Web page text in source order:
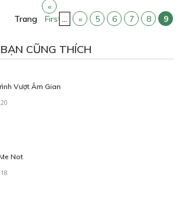
thứ hai
lớn
Trang
«
First
« 5 6 7 8 9
CŨNG THÍCH
Vượt Âm Gian
Not